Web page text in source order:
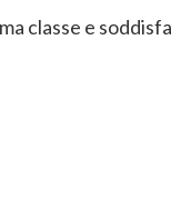
classe e